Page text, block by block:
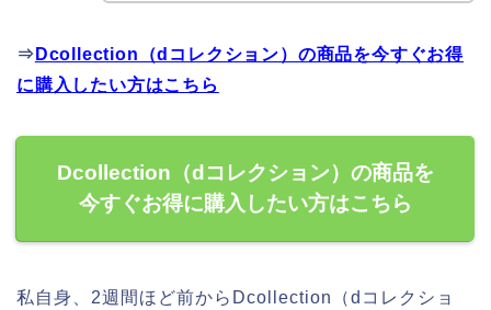
⇒ Dcollection（dコレクション）の商品を今すぐお得
に購入したい方はこちら
Dcollection（dコレクション）の商品を
今すぐお得に購入したい方はこちら
私自身、2週間ほど前からDcollection（dコレクショ